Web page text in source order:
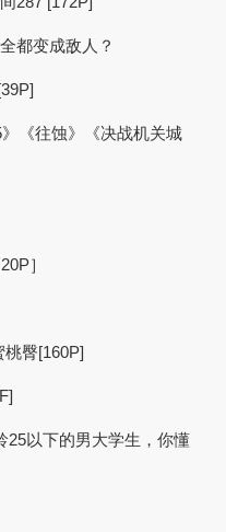
都变成敌人？
《往蚀》《决战机关城
］
臀[160P]
25以下的男大学生，你懂